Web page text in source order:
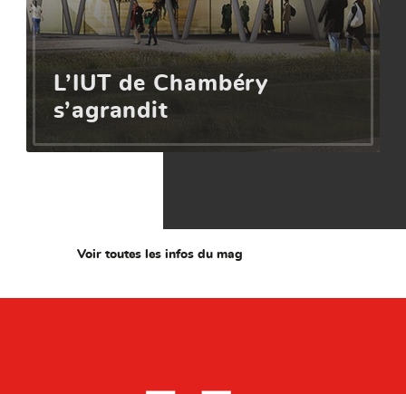
L’IUT de Chambéry
s’agrandit
Voir toutes les infos du mag